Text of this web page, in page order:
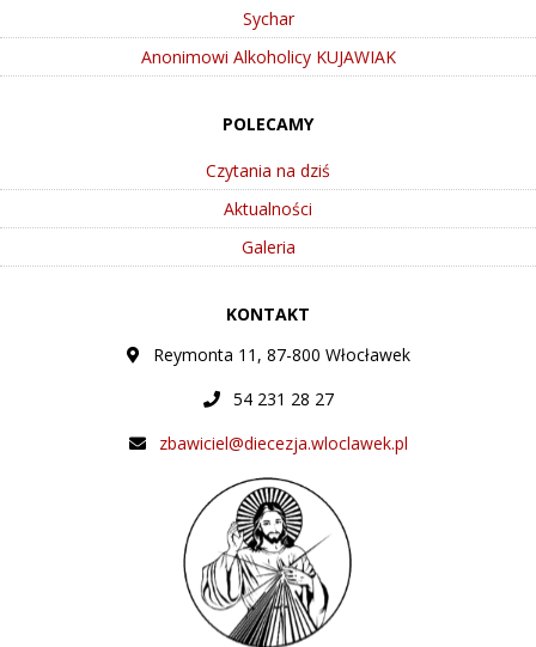
Sychar
Anonimowi Alkoholicy KUJAWIAK
POLECAMY
Czytania na dziś
Aktualności
Galeria
KONTAKT
Reymonta 11, 87-800 Włocławek
54 231 28 27
zbawiciel@diecezja.wloclawek.pl